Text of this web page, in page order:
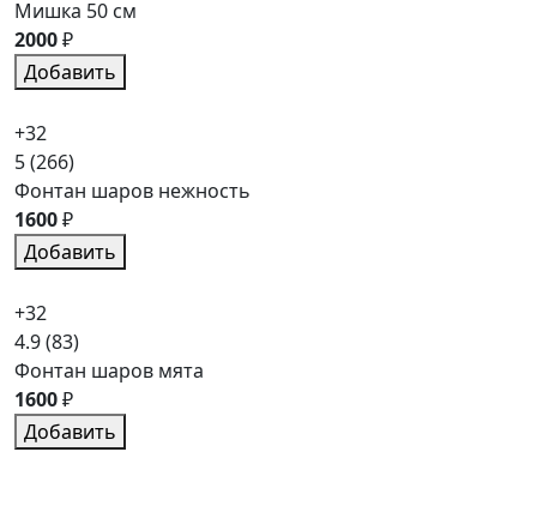
Мишка 50 см
2000₽
Добавить
+32
5(266)
Фонтан шаров нежность
1600₽
Добавить
+32
4.9(83)
Фонтан шаров мята
1600₽
Добавить